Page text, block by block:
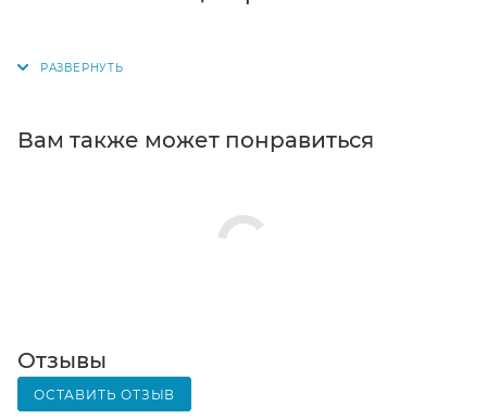
для выбора появится в корзине. Когда заказ
получения заказа обратитесь к сотруднику в
телефон или e-mail придет уникальный код.
Почтовая доставка через почту России. Когда
Вскрывать коробку самостоятельно вы можете
только после оплаты заказа. Один заказ может
содержать не больше 10 позиций и его стоимость
Вам также может понравиться
Отзывы
ОСТАВИТЬ ОТЗЫВ